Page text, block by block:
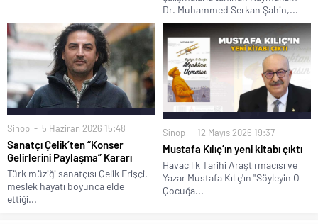
Dr. Muhammed Serkan Şahin,...
Sinop 5 Haziran 2026 15:48
Sanatçı Çelik’ten “Konser
Gelirlerini Paylaşma” Kararı
Türk müziği sanatçısı Çelik Erişçi,
meslek hayatı boyunca elde
ettiği...
Sinop 12 Mayıs 2026 19:37
Mustafa Kılıç’ın yeni kitabı çıktı
Havacılık Tarihi Araştırmacısı ve
Yazar Mustafa Kılıç'ın "Söyleyin O
Çocuğa...